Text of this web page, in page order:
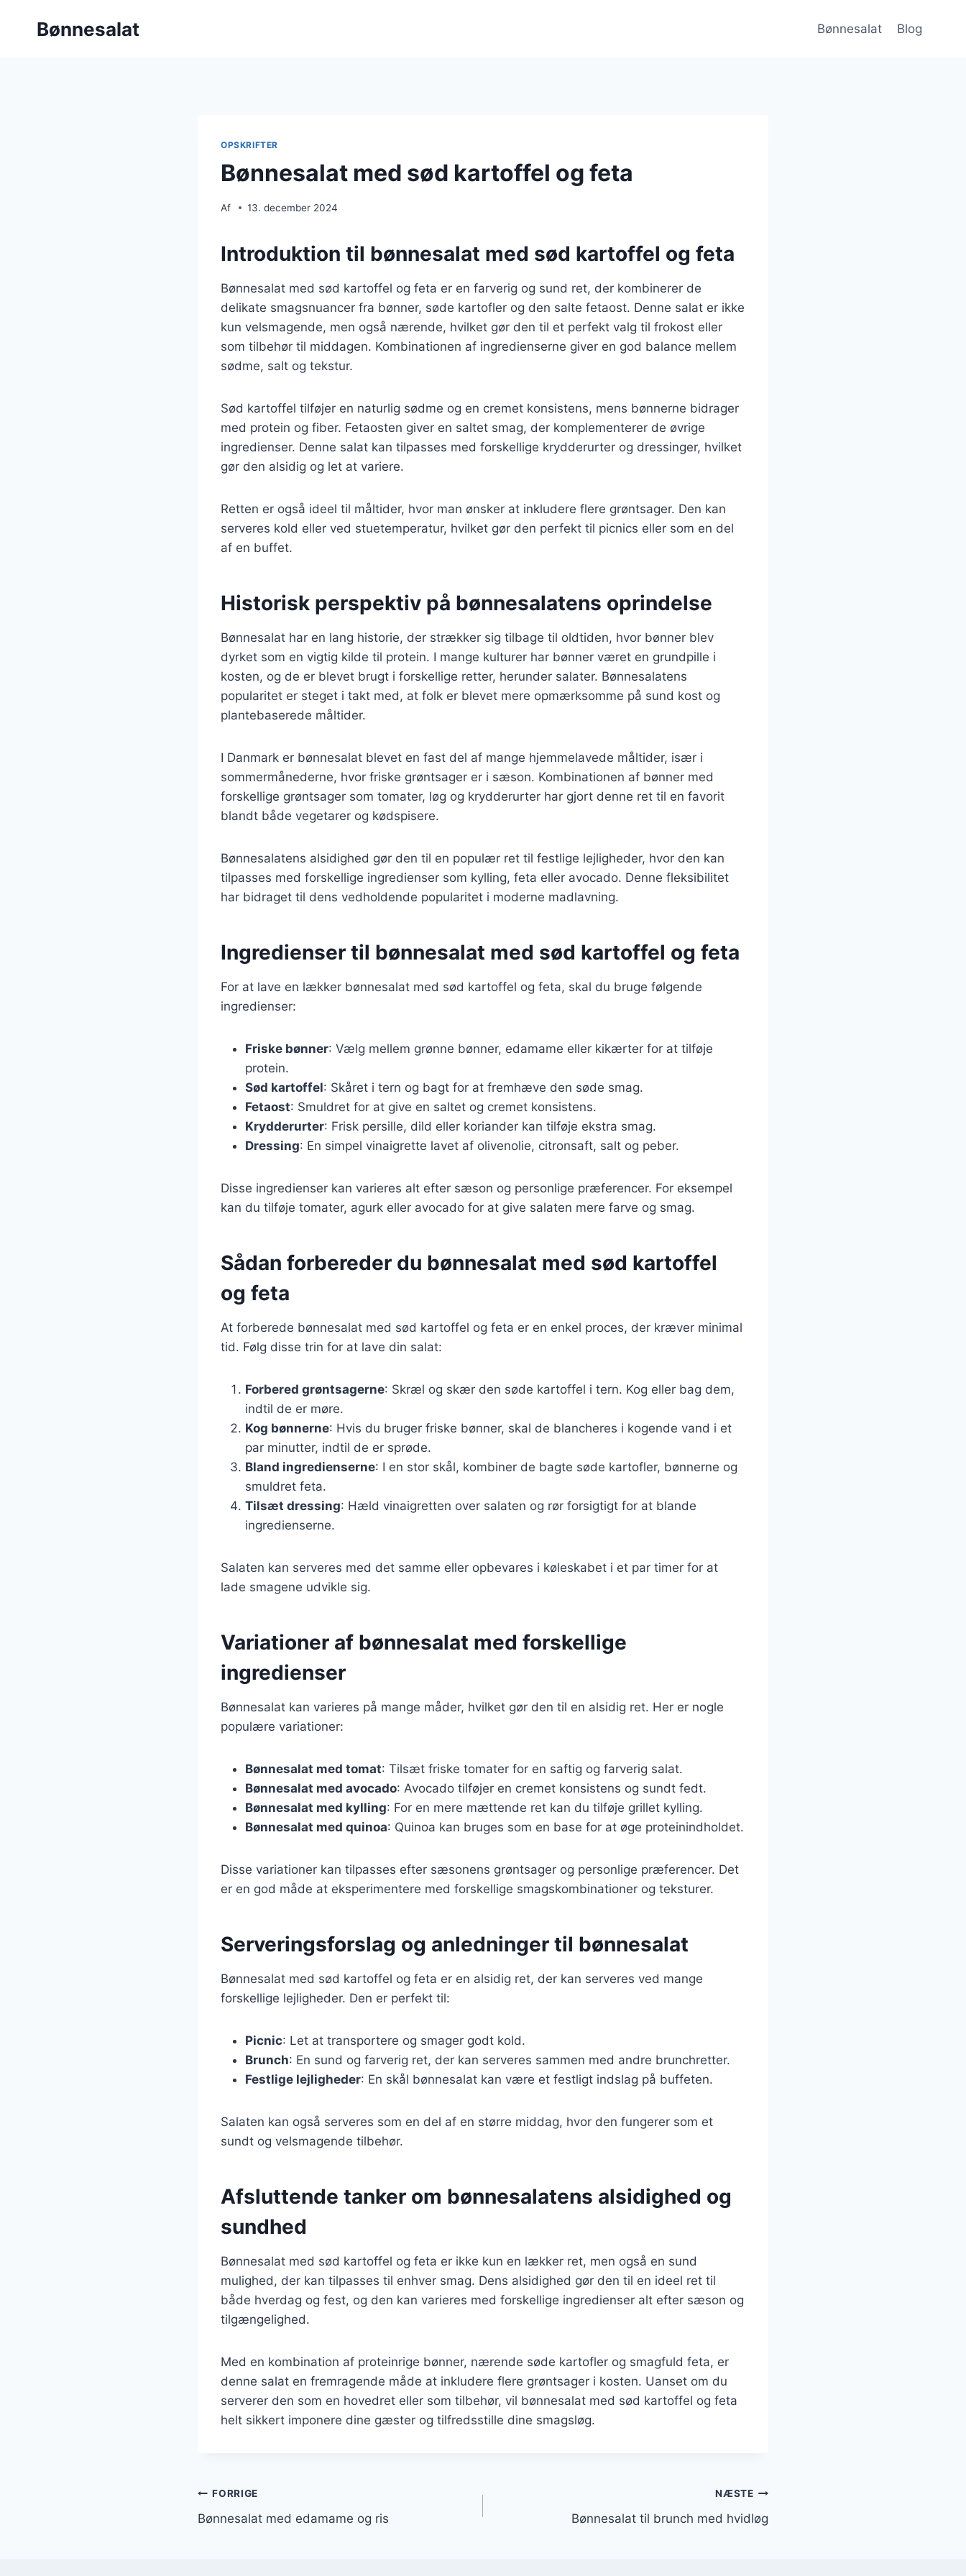
Bønnesalat Bønnesalat Blog
OPSKRIFTER
Bønnesalat med sød kartoffel og feta
Af 13. december 2024
Introduktion til bønnesalat med sød kartoffel og feta
Bønnesalat med sød kartoffel og feta er en farverig og sund ret, der kombinerer de
delikate smagsnuancer fra bønner, søde kartofler og den salte fetaost. Denne salat er ikke
kun velsmagende, men også nærende, hvilket gør den til et perfekt valg til frokost eller
som tilbehør til middagen. Kombinationen af ingredienserne giver en god balance mellem
sødme, salt og tekstur.
Sød kartoffel tilføjer en naturlig sødme og en cremet konsistens, mens bønnerne bidrager
med protein og fiber. Fetaosten giver en saltet smag, der komplementerer de øvrige
ingredienser. Denne salat kan tilpasses med forskellige krydderurter og dressinger, hvilket
gør den alsidig og let at variere.
Retten er også ideel til måltider, hvor man ønsker at inkludere flere grøntsager. Den kan
serveres kold eller ved stuetemperatur, hvilket gør den perfekt til picnics eller som en del
af en buffet.
Historisk perspektiv på bønnesalatens oprindelse
Bønnesalat har en lang historie, der strækker sig tilbage til oldtiden, hvor bønner blev
dyrket som en vigtig kilde til protein. I mange kulturer har bønner været en grundpille i
kosten, og de er blevet brugt i forskellige retter, herunder salater. Bønnesalatens
popularitet er steget i takt med, at folk er blevet mere opmærksomme på sund kost og
plantebaserede måltider.
I Danmark er bønnesalat blevet en fast del af mange hjemmelavede måltider, især i
sommermånederne, hvor friske grøntsager er i sæson. Kombinationen af bønner med
forskellige grøntsager som tomater, løg og krydderurter har gjort denne ret til en favorit
blandt både vegetarer og kødspisere.
Bønnesalatens alsidighed gør den til en populær ret til festlige lejligheder, hvor den kan
tilpasses med forskellige ingredienser som kylling, feta eller avocado. Denne fleksibilitet
har bidraget til dens vedholdende popularitet i moderne madlavning.
Ingredienser til bønnesalat med sød kartoffel og feta
For at lave en lækker bønnesalat med sød kartoffel og feta, skal du bruge følgende
ingredienser:
Friske bønner: Vælg mellem grønne bønner, edamame eller kikærter for at tilføje
protein.
Sød kartoffel: Skåret i tern og bagt for at fremhæve den søde smag.
Fetaost: Smuldret for at give en saltet og cremet konsistens.
Krydderurter: Frisk persille, dild eller koriander kan tilføje ekstra smag.
Dressing: En simpel vinaigrette lavet af olivenolie, citronsaft, salt og peber.
Disse ingredienser kan varieres alt efter sæson og personlige præferencer. For eksempel
kan du tilføje tomater, agurk eller avocado for at give salaten mere farve og smag.
Sådan forbereder du bønnesalat med sød kartoffel
og feta
At forberede bønnesalat med sød kartoffel og feta er en enkel proces, der kræver minimal
tid. Følg disse trin for at lave din salat:
Forbered grøntsagerne: Skræl og skær den søde kartoffel i tern. Kog eller bag dem,
indtil de er møre.
Kog bønnerne: Hvis du bruger friske bønner, skal de blancheres i kogende vand i et
par minutter, indtil de er sprøde.
Bland ingredienserne: I en stor skål, kombiner de bagte søde kartofler, bønnerne og
smuldret feta.
Tilsæt dressing: Hæld vinaigretten over salaten og rør forsigtigt for at blande
ingredienserne.
Salaten kan serveres med det samme eller opbevares i køleskabet i et par timer for at
lade smagene udvikle sig.
Variationer af bønnesalat med forskellige
ingredienser
Bønnesalat kan varieres på mange måder, hvilket gør den til en alsidig ret. Her er nogle
populære variationer:
Bønnesalat med tomat: Tilsæt friske tomater for en saftig og farverig salat.
Bønnesalat med avocado: Avocado tilføjer en cremet konsistens og sundt fedt.
Bønnesalat med kylling: For en mere mættende ret kan du tilføje grillet kylling.
Bønnesalat med quinoa: Quinoa kan bruges som en base for at øge proteinindholdet.
Disse variationer kan tilpasses efter sæsonens grøntsager og personlige præferencer. Det
er en god måde at eksperimentere med forskellige smagskombinationer og teksturer.
Serveringsforslag og anledninger til bønnesalat
Bønnesalat med sød kartoffel og feta er en alsidig ret, der kan serveres ved mange
forskellige lejligheder. Den er perfekt til:
Picnic: Let at transportere og smager godt kold.
Brunch: En sund og farverig ret, der kan serveres sammen med andre brunchretter.
Festlige lejligheder: En skål bønnesalat kan være et festligt indslag på buffeten.
Salaten kan også serveres som en del af en større middag, hvor den fungerer som et
sundt og velsmagende tilbehør.
Afsluttende tanker om bønnesalatens alsidighed og
sundhed
Bønnesalat med sød kartoffel og feta er ikke kun en lækker ret, men også en sund
mulighed, der kan tilpasses til enhver smag. Dens alsidighed gør den til en ideel ret til
både hverdag og fest, og den kan varieres med forskellige ingredienser alt efter sæson og
tilgængelighed.
Med en kombination af proteinrige bønner, nærende søde kartofler og smagfuld feta, er
denne salat en fremragende måde at inkludere flere grøntsager i kosten. Uanset om du
serverer den som en hovedret eller som tilbehør, vil bønnesalat med sød kartoffel og feta
helt sikkert imponere dine gæster og tilfredsstille dine smagsløg.
Indlægsnavigation
FORRIGE
Bønnesalat med edamame og ris
NÆSTE
Bønnesalat til brunch med hvidløg